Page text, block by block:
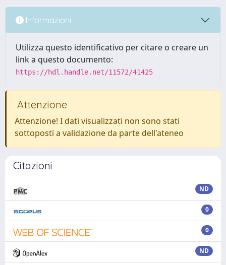
Informazioni
Utilizza questo identificativo per citare o creare un
link a questo documento:
https://hdl.handle.net/11572/41425
Attenzione
Attenzione! I dati visualizzati non sono stati
sottoposti a validazione da parte dell'ateneo
Citazioni
ND
0
0
ND